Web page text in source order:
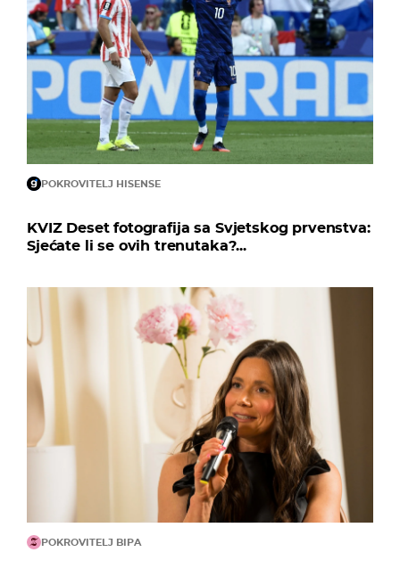
POKROVITELJ HISENSE
KVIZ Deset fotografija sa Svjetskog prvenstva:
Sjećate li se ovih trenutaka?...
POKROVITELJ BIPA